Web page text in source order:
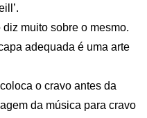
muito sobre o mesmo.
adequada é uma arte
o cravo antes da
da música para cravo